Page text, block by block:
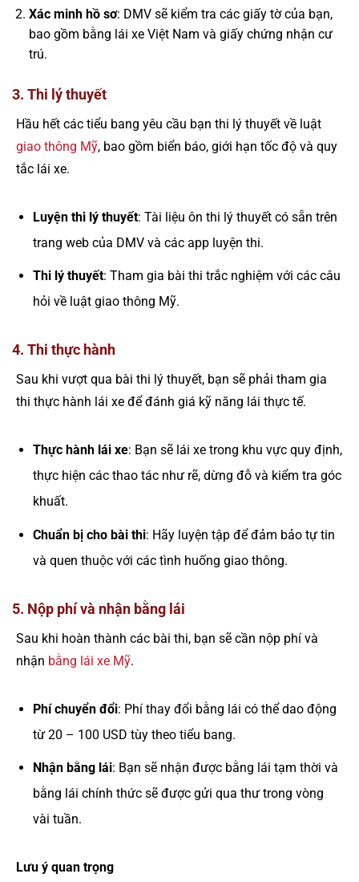
Xác minh hồ sơ: DMV sẽ kiểm tra các giấy tờ của bạn,
bao gồm bằng lái xe Việt Nam và giấy chứng nhận cư
trú.
3. Thi lý thuyết
Hầu hết các tiểu bang yêu cầu bạn thi lý thuyết về luật
giao thông Mỹ, bao gồm biển báo, giới hạn tốc độ và quy
tắc lái xe.
Luyện thi lý thuyết: Tài liệu ôn thi lý thuyết có sẵn trên
trang web của DMV và các app luyện thi.
Thi lý thuyết: Tham gia bài thi trắc nghiệm với các câu
hỏi về luật giao thông Mỹ.
4. Thi thực hành
Sau khi vượt qua bài thi lý thuyết, bạn sẽ phải tham gia
thi thực hành lái xe để đánh giá kỹ năng lái thực tế.
Thực hành lái xe: Bạn sẽ lái xe trong khu vực quy định,
thực hiện các thao tác như rẽ, dừng đỗ và kiểm tra góc
khuất.
Chuẩn bị cho bài thi: Hãy luyện tập để đảm bảo tự tin
và quen thuộc với các tình huống giao thông.
5. Nộp phí và nhận bằng lái
Sau khi hoàn thành các bài thi, bạn sẽ cần nộp phí và
nhận bằng lái xe Mỹ.
Phí chuyển đổi: Phí thay đổi bằng lái có thể dao động
từ 20 – 100 USD tùy theo tiểu bang.
Nhận bằng lái: Bạn sẽ nhận được bằng lái tạm thời và
bằng lái chính thức sẽ được gửi qua thư trong vòng
vài tuần.
Lưu ý quan trọng